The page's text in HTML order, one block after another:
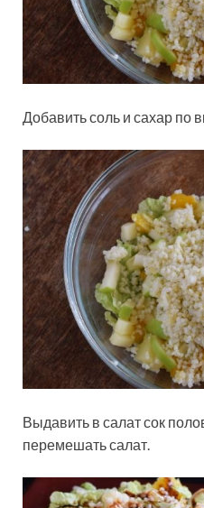
Добавить соль и сахар по
Выдавить в салат сок
перемешать салат.